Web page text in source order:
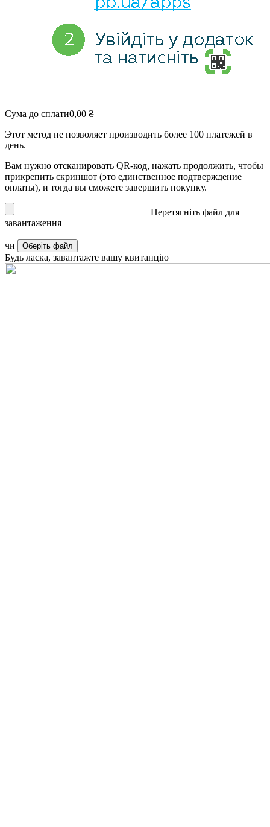
Сума до сплати0,00 ₴
Этот метод не позволяет производить более 100 платежей в
день.
Вам нужно отсканировать QR-код, нажать продолжить, чтобы
прикрепить скриншот (это единственное подтверждение
оплаты), и тогда вы сможете завершить покупку.
Перетягніть файл для
завантаження
чи Оберіть файл
Будь ласка, завантажте вашу квитанцію